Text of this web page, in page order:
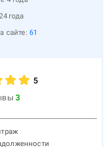
24 года
сайте: 61
5
3